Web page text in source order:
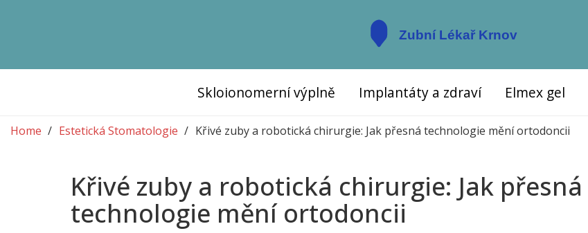
Skloionomerní výplně Implantáty a zdraví Elmex gel
Home Estetická Stomatologie Křivé zuby a robotická chirurgie: Jak přesná technologie mění ortodoncii
Křivé zuby a robotická chirurgie: Jak přesná
technologie mění ortodoncii